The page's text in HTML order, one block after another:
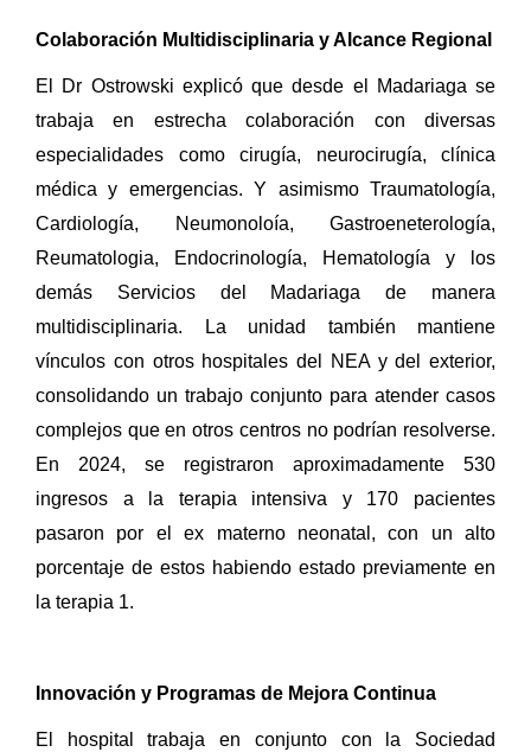
Colaboración Multidisciplinaria y Alcance Regional
El Dr Ostrowski explicó que desde el Madariaga se
trabaja en estrecha colaboración con diversas
especialidades como cirugía, neurocirugía, clínica
médica y emergencias. Y asimismo Traumatología,
Cardiología, Neumonoloía, Gastroeneterología,
Reumatologia, Endocrinología, Hematología y los
demás Servicios del Madariaga de manera
multidisciplinaria. La unidad también mantiene
vínculos con otros hospitales del NEA y del exterior,
consolidando un trabajo conjunto para atender casos
complejos que en otros centros no podrían resolverse.
En 2024, se registraron aproximadamente 530
ingresos a la terapia intensiva y 170 pacientes
pasaron por el ex materno neonatal, con un alto
porcentaje de estos habiendo estado previamente en
la terapia 1.
Innovación y Programas de Mejora Continua
El hospital trabaja en conjunto con la Sociedad